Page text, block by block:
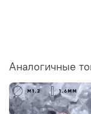
Аналогичные